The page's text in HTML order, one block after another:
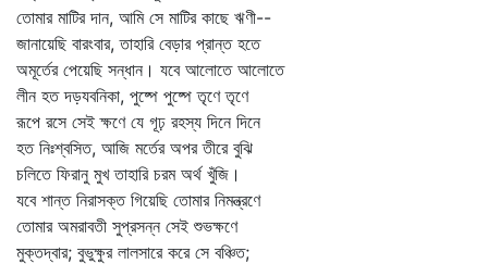
তোমার মাটির দান, আমি সে মাটির কাছে ঋণী--
জানায়েছি বারংবার, তাহারি বেড়ার প্রান্ত হতে
অমূর্তের পেয়েছি সন্ধান। যবে আলোতে আলোতে
লীন হত দড়যবনিকা, পুষ্পে পুষ্পে তৃণে তৃণে
রূপে রসে সেই ক্ষণে যে গূঢ় রহস্য দিনে দিনে
হত নিঃশ্বসিত, আজি মর্তের অপর তীরে বুঝি
চলিতে ফিরানু মুখ তাহারি চরম অর্থ খুঁজি।
যবে শান্ত নিরাসক্ত গিয়েছি তোমার নিমন্ত্রণে
তোমার অমরাবতী সুপ্রসন্ন সেই শুভক্ষণে
মুক্তদ্বার; বুভুক্ষুর লালসারে করে সে বঞ্চিত;